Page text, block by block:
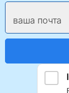
ваша почта